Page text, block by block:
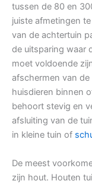
tussen de 80 en
juiste afmetingen
van de achtertuin
de uitsparing waar
moet voldoende
afschermen van
huisdieren binnen
behoort stevig en
afsluiting van de
in kleine tuin of
De meest
zijn hout. Houten